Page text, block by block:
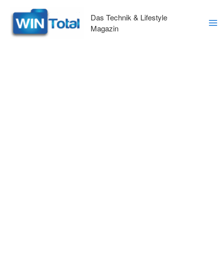
Inhalt
springen
Das Technik & Lifestyle
Magazin